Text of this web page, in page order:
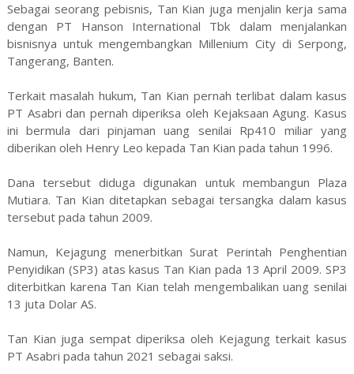
Sebagai seorang pebisnis, Tan Kian juga menjalin kerja sama
dengan PT Hanson International Tbk dalam menjalankan
bisnisnya untuk mengembangkan Millenium City di Serpong,
Tangerang, Banten.
Terkait masalah hukum, Tan Kian pernah terlibat dalam kasus
PT Asabri dan pernah diperiksa oleh Kejaksaan Agung. Kasus
ini bermula dari pinjaman uang senilai Rp410 miliar yang
diberikan oleh Henry Leo kepada Tan Kian pada tahun 1996.
Dana tersebut diduga digunakan untuk membangun Plaza
Mutiara. Tan Kian ditetapkan sebagai tersangka dalam kasus
tersebut pada tahun 2009.
Namun, Kejagung menerbitkan Surat Perintah Penghentian
Penyidikan (SP3) atas kasus Tan Kian pada 13 April 2009. SP3
diterbitkan karena Tan Kian telah mengembalikan uang senilai
13 juta Dolar AS.
Tan Kian juga sempat diperiksa oleh Kejagung terkait kasus
PT Asabri pada tahun 2021 sebagai saksi.